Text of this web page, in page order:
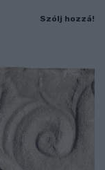
Szólj hozzá!